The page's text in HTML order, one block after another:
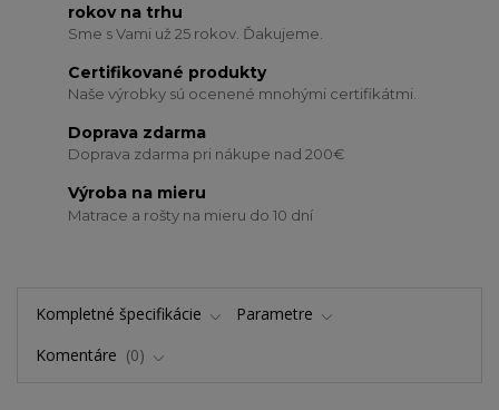
rokov na trhu
Sme s Vami už 25 rokov. Ďakujeme.
Certifikované produkty
Naše výrobky sú ocenené mnohými certifikátmi.
Doprava zdarma
Doprava zdarma pri nákupe nad 200€
Výroba na mieru
Matrace a rošty na mieru do 10 dní
Kompletné špecifikácie
Parametre
Komentáre
0